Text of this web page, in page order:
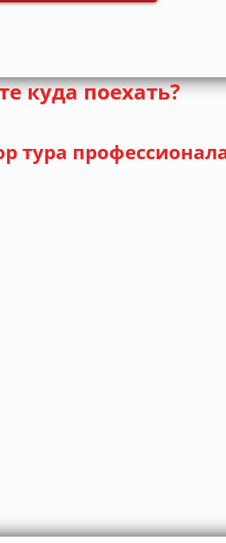
куда поехать?
тура